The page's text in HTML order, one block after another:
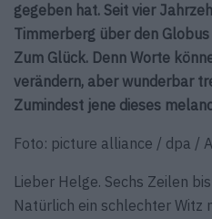
gegeben hat. Seit vier
Timmerberg über den
Zum Glück. Denn Worte
verändern, aber wunderbar
Zumindest jene dieses
Foto: picture alliance / dpa /
Lieber Helge. Sechs Zeilen
Natürlich ein schlechter Witz